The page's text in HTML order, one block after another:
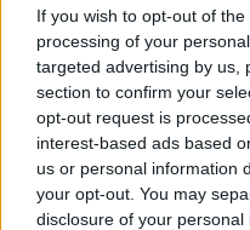
If you wish to opt-out of
processing of your
targeted advertising by us,
section to confirm your
opt-out request is
interest-based ads based
us or personal information
your opt-out. You may
disclosure of your
Νεκροταφείο
αδελφός του
για το
τους.